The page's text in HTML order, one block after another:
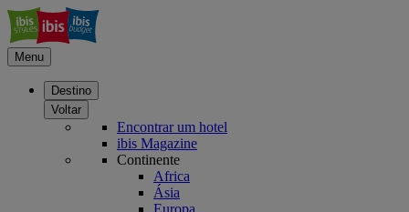
Menu
Destino
Voltar
Encontrar um hotel
ibis Magazine
Continente
Africa
Ásia
Europa